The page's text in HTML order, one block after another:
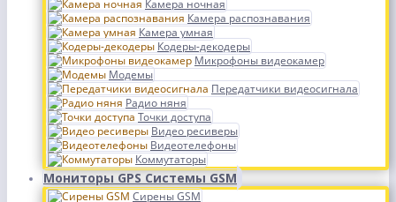
Камера ночная
Камера распознавания
Камера умная
Кодеры-декодеры
Микрофоны видеокамер
Модемы
Передатчики видеосигнала
Радио няня
Точки доступа
Видео ресиверы
Видеотелефоны
Коммутаторы
Мониторы GPS Системы GSM
Сирены GSM